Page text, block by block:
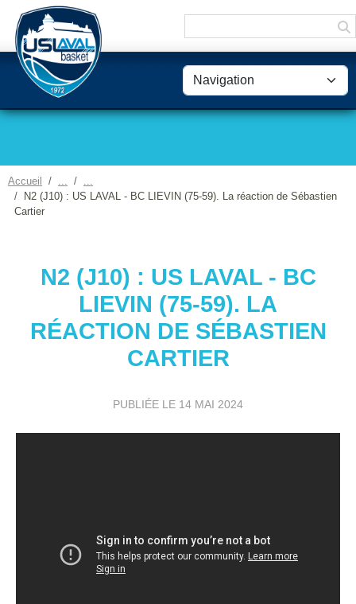
Accueil
N2 (J10) : US LAVAL - BC LIEVIN (75-59). La réaction de Sébastien
Cartier
N2 (J10) : US LAVAL - BC
LIEVIN (75-59). LA
RÉACTION DE SÉBASTIEN
CARTIER
PUBLIÉE LE 14 MAI 2024
Panneau de gestion des cookies